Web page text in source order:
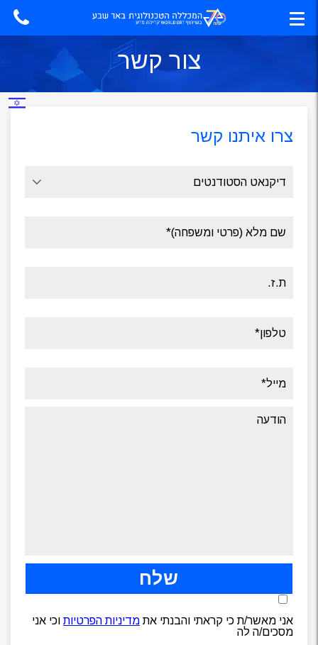
צור קשר
צרו איתנו קשר
אני מאשר/ת כי קראתי והבנתי את מדיניות הפרטיות וכי אני
מסכים/ה לה